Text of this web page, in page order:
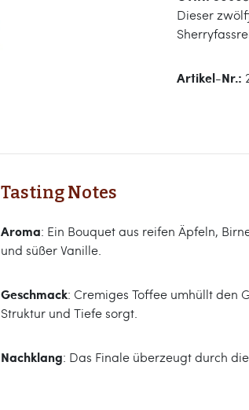
Dieser
Artikel-Nr.:
Tasting Notes
Aroma: Ein Bouquet aus reifen Äpfeln,
und süßer Vanille.
Geschmack: Cremiges Toffee umhüllt den
Struktur und Tiefe sorgt.
Nachklang: Das Finale überzeugt durch